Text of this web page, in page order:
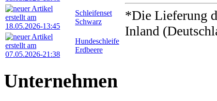
Schleifenset
Schwarz
Hundeschleife
Erdbeere
*Die Lieferung
Inland
Unternehmen